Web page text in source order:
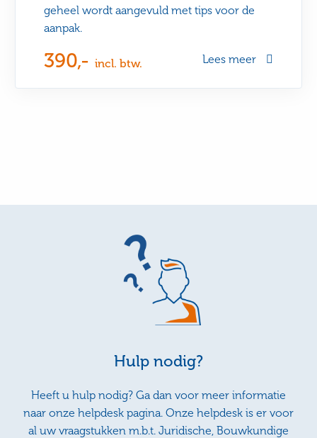
geheel wordt aangevuld met tips voor de
aanpak.
390,-incl. btw. Lees meer
Hulp nodig?
Heeft u hulp nodig? Ga dan voor meer informatie
naar onze helpdesk pagina. Onze helpdesk is er voor
al uw vraagstukken m.b.t. Juridische, Bouwkundige